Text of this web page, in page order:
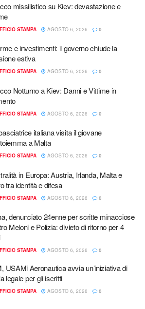
missilistico su Kiev: devastazione e
STAMPA AGOSTO 6, 2026 0
e investimenti: il governo chiude la
estiva
STAMPA AGOSTO 6, 2026 0
Notturno a Kiev: Danni e Vittime in
STAMPA AGOSTO 6, 2026 0
italiana visita il giovane
a Malta
STAMPA AGOSTO 6, 2026 0
in Europa: Austria, Irlanda, Malta e
tra identità e difesa
STAMPA AGOSTO 6, 2026 0
denunciato 24enne per scritte minacciose
Meloni e Polizia: divieto di ritorno per 4
STAMPA AGOSTO 6, 2026 0
USAMi Aeronautica avvia un’iniziativa di
legale per gli iscritti
STAMPA AGOSTO 6, 2026 0